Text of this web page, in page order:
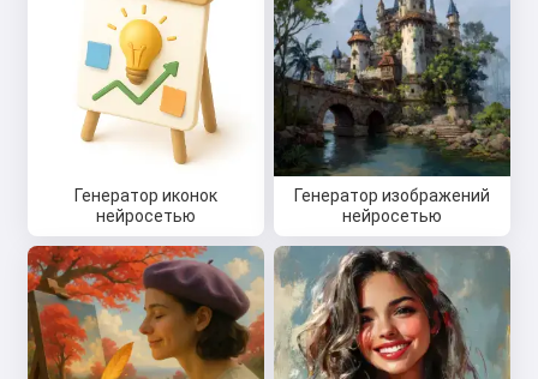
Генератор иконок
нейросетью
Генератор изображений
нейросетью